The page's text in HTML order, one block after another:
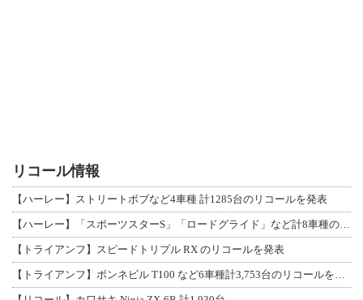
リコール情報
【ハーレー】ストリートボブなど4車種 計1285台のリコールを発表
【トライアンフ】スピードトリプル RX のリコールを発表